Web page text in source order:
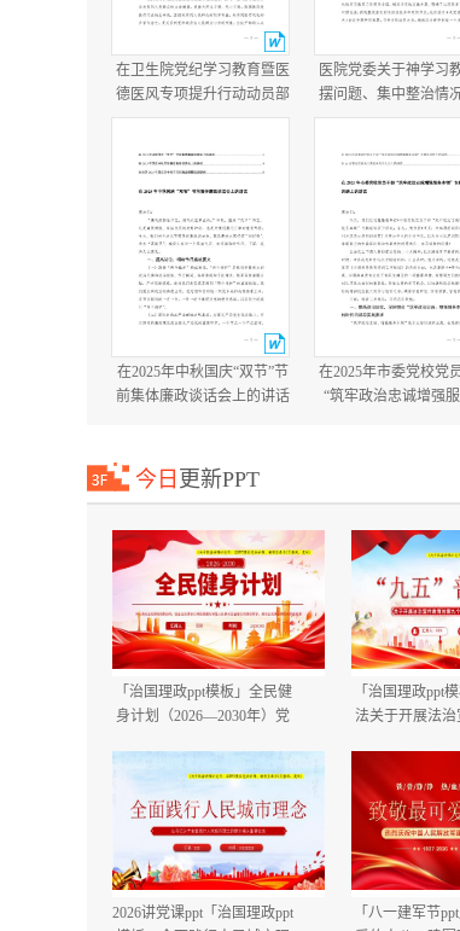
在卫生院党纪学习教育暨医
德医风专项提升行动动员部
署会上的讲话在医院医德医
署会议上的讲话.docx
医院党委关于神学习
摆问题、集中整治情
告+医院学习教育总
在2025年中秋国庆“双节”节
前集体廉政谈话会上的讲话
在2025年市委党校党
“筑牢政治忠诚增强
今日 更新PPT
「治国理政ppt模板」全民健
身计划（2026—2030年）党
「治国理政ppt
法关于开展法
整内容」
2026讲党课ppt「治国理政ppt
「八一建军节